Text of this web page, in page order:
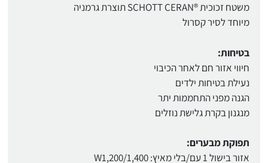
משטח זכוכית ®SCHOTT CERAN תוצרת גרמניה
מיוחד לסיר קסרול
בטיחות:
חיווי אזור חם לאחר הכיבוי
נעילת בטיחות ילדים
הגנה מפני התחממות יתר
מנגנון בקרת גלישת נוזלים
תפוקת מבערים:
אזור בישול 1 עם/בלי מאיץ: W1,200/1,400